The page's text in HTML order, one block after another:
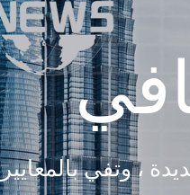
، وتفي بالمعايير